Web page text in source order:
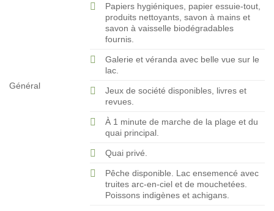
Général
Papiers hygiéniques, papier essuie-tout,
produits nettoyants, savon à mains et
savon à vaisselle biodégradables
fournis.
Galerie et véranda avec belle vue sur le
lac.
Jeux de société disponibles, livres et
revues.
À 1 minute de marche de la plage et du
quai principal.
Quai privé.
Pêche disponible. Lac ensemencé avec
truites arc-en-ciel et de mouchetées.
Poissons indigènes et achigans.